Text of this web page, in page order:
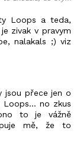
Loops a teda,
zivak v pravym
nalakals ;) viz
jsou přece jen o
Loops... no zkus
to je vážně
mě, že to